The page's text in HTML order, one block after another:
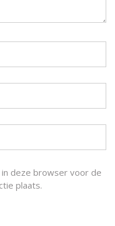
deze browser voor de
plaats.